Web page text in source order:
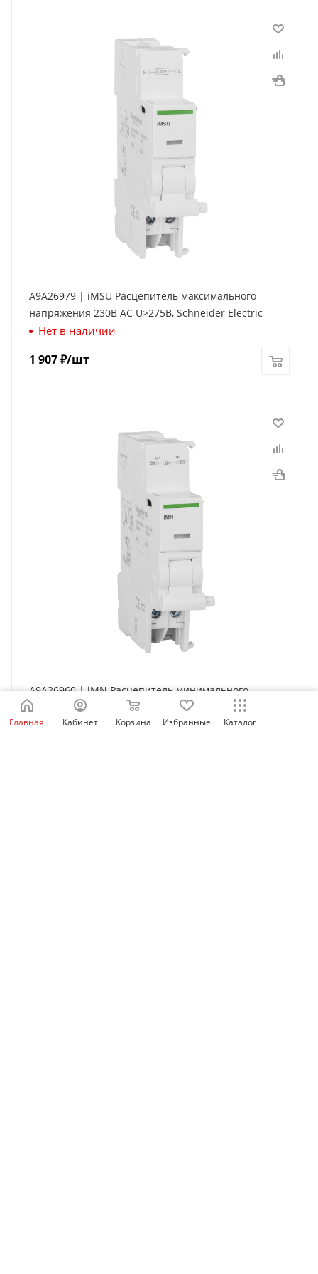
A9A26979 | iMSU Расцепитель максимального
напряжения 230В АС U>275В, Schneider Electric
Нет в наличии
1 907₽/шт
A9A26960 | iMN Расцепитель минимального
напряжения 220...240В AC, Schneider Electric
Нет в наличии
Главная Кабинет Корзина Избранные Каталог